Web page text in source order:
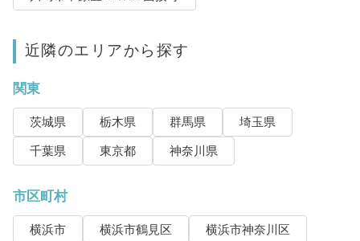
近隣のエリアから探す
関東
茨城県 栃木県 群馬県
埼玉県
千葉県
東京都 神奈川県
市区町村
横浜市 横浜市鶴見区
横浜市神奈川区